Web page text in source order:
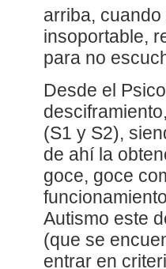
arriba,
insoportable,
para no
Desde el
(S1 y S2),
de ahí la
goce, goce
Autismo este
(que se
entrar en